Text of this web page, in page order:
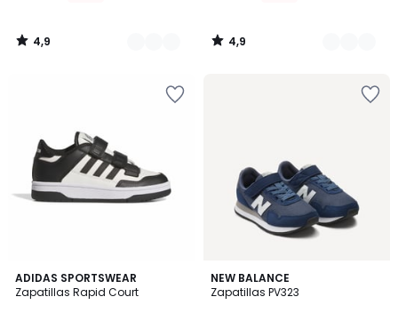
4,9
/
4,9
/
ADIDAS SPORTSWEAR
Zapatillas Rapid Court
4,8
/ 5
2
Colores
NEW BALANCE
Zapatillas PV323
3
Colores